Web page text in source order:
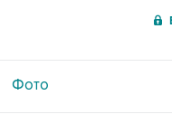
Фото